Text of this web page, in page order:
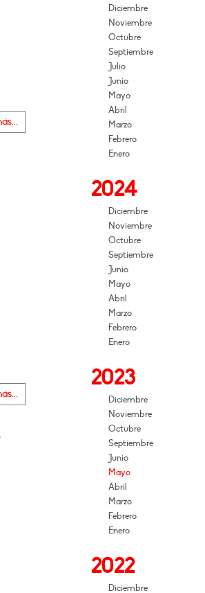
Diciembre
Noviembre
Octubre
Septiembre
Julio
Junio
Mayo
Abril
Marzo
Febrero
Enero
2024
Diciembre
Noviembre
Octubre
Septiembre
Junio
Mayo
Abril
Marzo
Febrero
Enero
2023
Diciembre
Noviembre
Octubre
Septiembre
Junio
Mayo
Abril
Marzo
Febrero
Enero
2022
Diciembre